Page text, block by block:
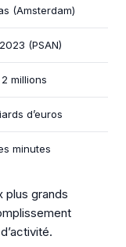
(Amsterdam)
(PSAN)
millions
d’euros
minutes
plus grands